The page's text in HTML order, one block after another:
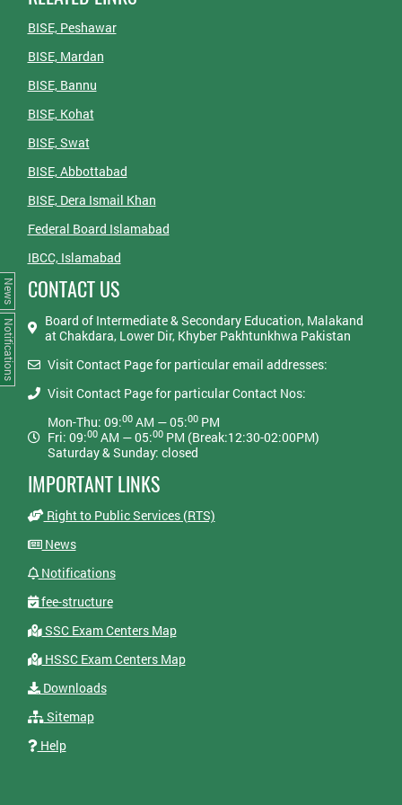
BISE, Peshawar
BISE, Mardan
BISE, Bannu
BISE, Kohat
BISE, Swat
BISE, Abbottabad
BISE, Dera Ismail Khan
Federal Board Islamabad
IBCC, Islamabad
CONTACT US
Board of Intermediate & Secondary Education, Malakand
at Chakdara, Lower Dir, Khyber Pakhtunkhwa Pakistan
Visit Contact Page for particular email addresses:
Visit Contact Page for particular Contact Nos:
Mon-Thu: 09:00AM — 05:00PM
Fri: 09:00AM — 05:00PM (Break:12:30-02:00PM)
Saturday & Sunday: closed
IMPORTANT LINKS
Right to Public Services (RTS)
News
Notifications
fee-structure
SSC Exam Centers Map
HSSC Exam Centers Map
Downloads
Sitemap
Help
News
Notifications